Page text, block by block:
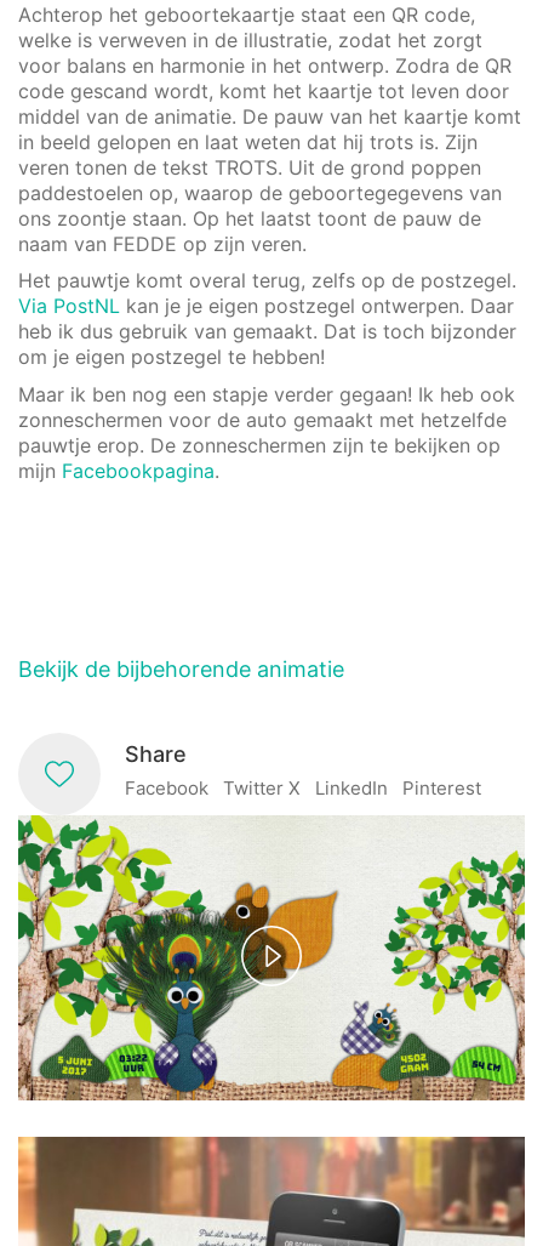
Achterop het geboortekaartje staat een QR code,
welke is verweven in de illustratie, zodat het zorgt
voor balans en harmonie in het ontwerp. Zodra de QR
code gescand wordt, komt het kaartje tot leven door
middel van de animatie. De pauw van het kaartje komt
in beeld gelopen en laat weten dat hij trots is. Zijn
veren tonen de tekst TROTS. Uit de grond poppen
paddestoelen op, waarop de geboortegegevens van
ons zoontje staan. Op het laatst toont de pauw de
naam van FEDDE op zijn veren.
Het pauwtje komt overal terug, zelfs op de postzegel.
Via PostNL kan je je eigen postzegel ontwerpen. Daar
heb ik dus gebruik van gemaakt. Dat is toch bijzonder
om je eigen postzegel te hebben!
Maar ik ben nog een stapje verder gegaan! Ik heb ook
zonneschermen voor de auto gemaakt met hetzelfde
pauwtje erop. De zonneschermen zijn te bekijken op
mijn Facebookpagina.
Bekijk de bijbehorende animatie
Share
Facebook Twitter X LinkedIn Pinterest
Play
Video